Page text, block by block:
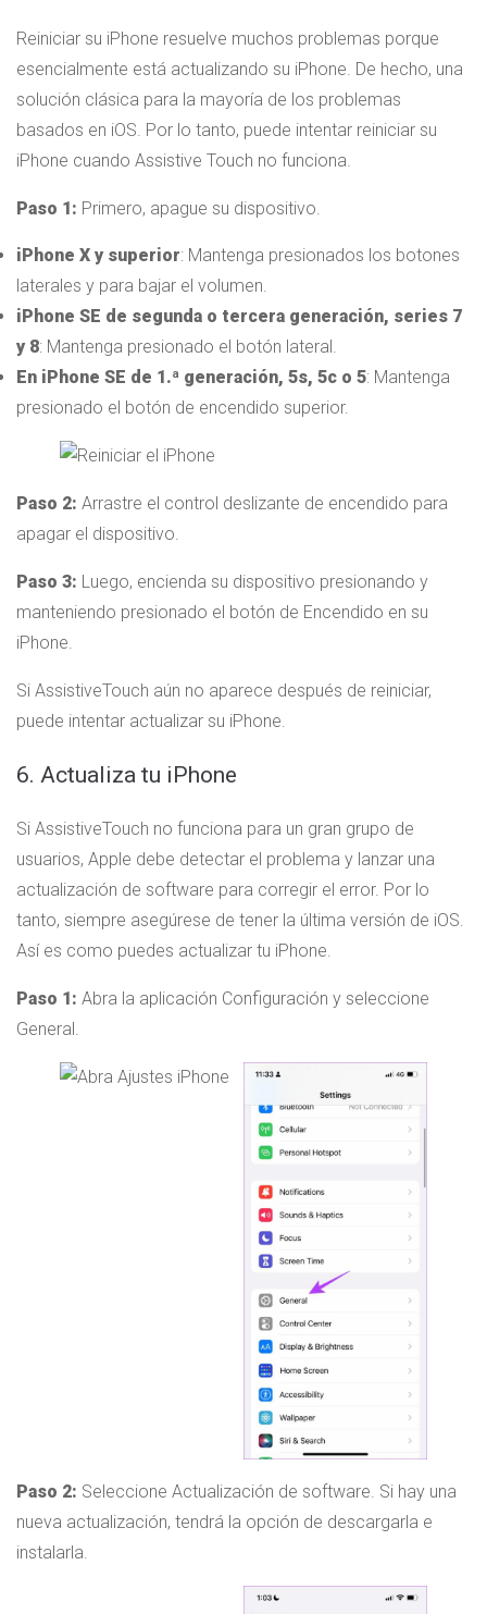
Reiniciar su iPhone resuelve muchos problemas porque
esencialmente está actualizando su iPhone. De hecho, una
solución clásica para la mayoría de los problemas
basados ​​en iOS. Por lo tanto, puede intentar reiniciar su
iPhone cuando Assistive Touch no funciona.
Paso 1: Primero, apague su dispositivo.
iPhone X y superior: Mantenga presionados los botones
laterales y para bajar el volumen.
iPhone SE de segunda o tercera generación, series 7
y 8: Mantenga presionado el botón lateral.
En iPhone SE de 1.ª generación, 5s, 5c o 5: Mantenga
presionado el botón de encendido superior.
Paso 2: Arrastre el control deslizante de encendido para
apagar el dispositivo.
Paso 3: Luego, encienda su dispositivo presionando y
manteniendo presionado el botón de Encendido en su
iPhone.
Si AssistiveTouch aún no aparece después de reiniciar,
puede intentar actualizar su iPhone.
6. Actualiza tu iPhone
Si AssistiveTouch no funciona para un gran grupo de
usuarios, Apple debe detectar el problema y lanzar una
actualización de software para corregir el error. Por lo
tanto, siempre asegúrese de tener la última versión de iOS.
Así es como puedes actualizar tu iPhone.
Paso 1: Abra la aplicación Configuración y seleccione
General.
Paso 2: Seleccione Actualización de software. Si hay una
nueva actualización, tendrá la opción de descargarla e
instalarla.